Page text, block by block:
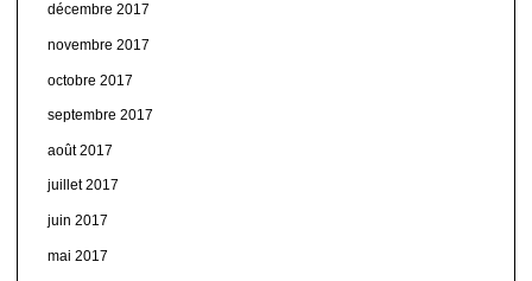
décembre 2017
novembre 2017
octobre 2017
septembre 2017
août 2017
juillet 2017
juin 2017
mai 2017